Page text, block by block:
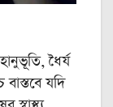
ধৈর্য
যদি